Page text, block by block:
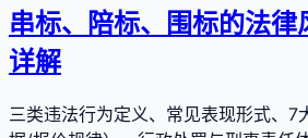
串标、陪标、围标的法律
详解
三类违法行为定义、常见表现形式、7